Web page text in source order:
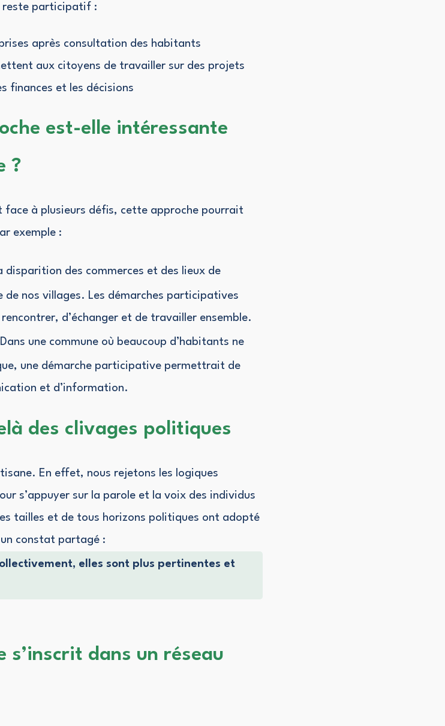
reste participatif :
après consultation des habitants
aux citoyens de travailler sur des projets
finances et les décisions
est-elle intéressante
?
face à plusieurs défis, cette approche pourrait
exemple :
disparition des commerces et des lieux de
nos villages. Les démarches participatives
d’échanger et de travailler ensemble.
une commune où beaucoup d’habitants ne
une démarche participative permettrait de
et d’information.
des clivages politiques
En effet, nous rejetons les logiques
s’appuyer sur la parole et la voix des individus
tailles et de tous horizons politiques ont adopté
constat partagé :
elles sont plus pertinentes et
dans un réseau